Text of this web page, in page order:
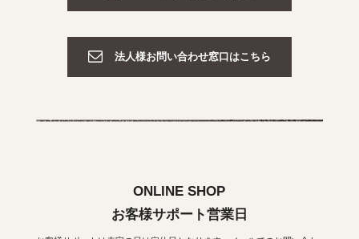
法人様お問い合わせ窓口はこちら
ONLINE SHOP
お客様サポート営業日